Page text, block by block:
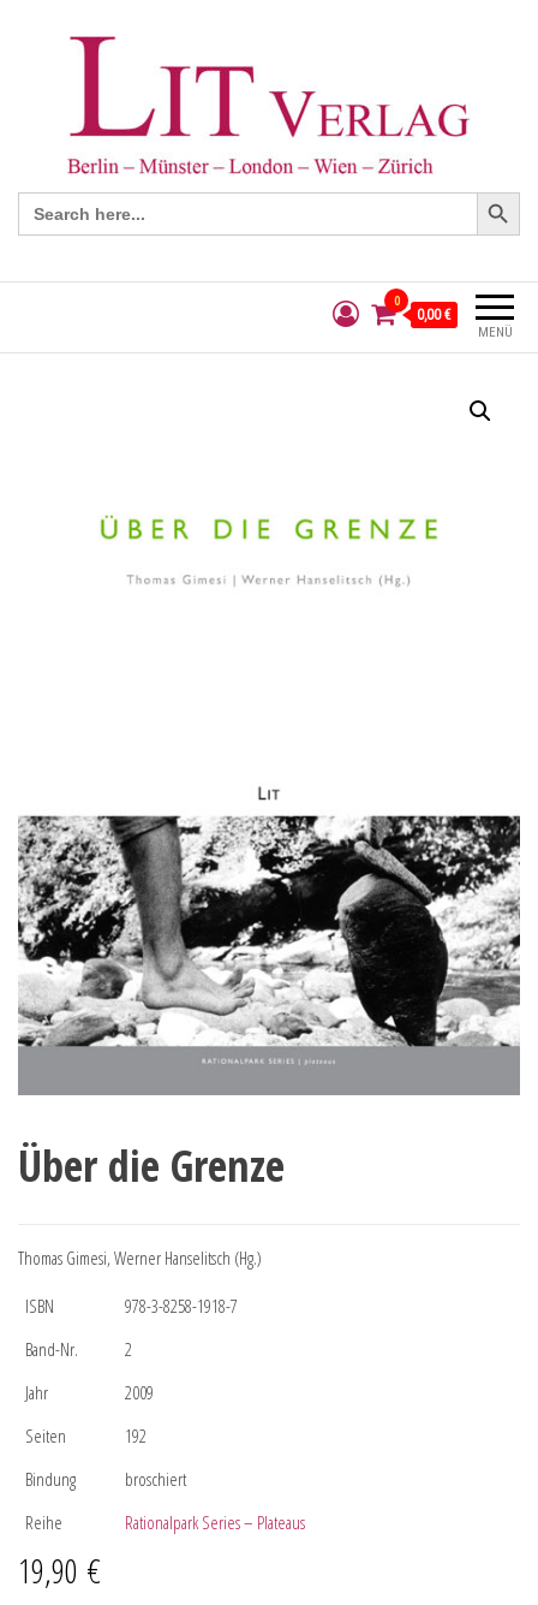
Search
for:
Search Button
MENÜ
0
0,00 €
Über die Grenze
Thomas Gimesi, Werner Hanselitsch (Hg.)
ISBN
978-3-8258-1918-7
Band-Nr.
2
Jahr
2009
Seiten
192
Bindung
broschiert
Reihe
Rationalpark Series – Plateaus
19,90 €